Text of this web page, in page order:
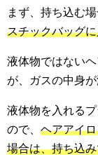
まず、持ち込む
スチックバッグ
液体物ではない
が、ガスの中身
液体物を入れる
ので、 ヘアアイ
場合は、持ち込